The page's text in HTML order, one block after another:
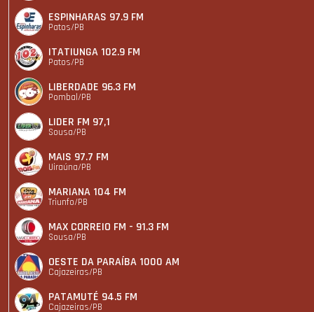
ESPINHARAS 97.9 FM
Patos/PB
ITATIUNGA 102.9 FM
Patos/PB
LIBERDADE 96.3 FM
Pombal/PB
LIDER FM 97,1
Sousa/PB
MAIS 97.7 FM
Uiraúna/PB
MARIANA 104 FM
Triunfo/PB
MAX CORREIO FM - 91.3 FM
Sousa/PB
OESTE DA PARAÍBA 1000 AM
Cajazeiras/PB
PATAMUTÉ 94.5 FM
Cajazeiras/PB